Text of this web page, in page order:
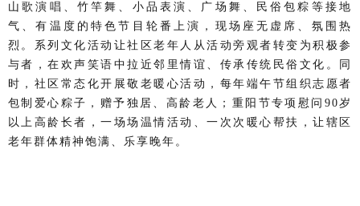
山歌演唱、竹竿舞、小品表演、广场舞、民俗包粽等接地
气、有温度的特色节目轮番上演，现场座无虚席、氛围热
烈。系列文化活动让社区老年人从活动旁观者转变为积极参
与者，在欢声笑语中拉近邻里情谊、传承传统民俗文化。同
时，社区常态化开展敬老暖心活动，每年端午节组织志愿者
包制爱心粽子，赠予独居、高龄老人；重阳节专项慰问90岁
以上高龄长者，一场场温情活动、一次次暖心帮扶，让辖区
老年群体精神饱满、乐享晚年。